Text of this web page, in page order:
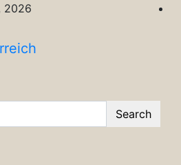
2026
Search